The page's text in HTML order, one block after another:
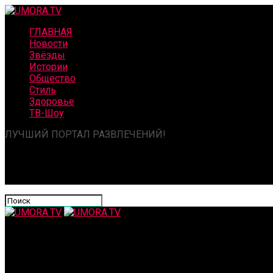
ГЛАВНАЯ
Новости
Звёзды
Истории
Общество
Стиль
Здоровье
ТВ-Шоу
ЛУЧШИЙ ПОРТАЛ РАЗВЛЕЧЕНИЙ!